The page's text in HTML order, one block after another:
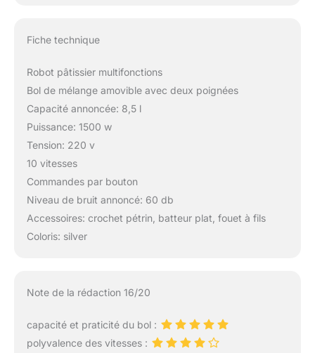
Fiche technique
Robot pâtissier multifonctions
Bol de mélange amovible avec deux poignées
Capacité annoncée: 8,5 l
Puissance: 1500 w
Tension: 220 v
10 vitesses
Commandes par bouton
Niveau de bruit annoncé: 60 db
Accessoires: crochet pétrin, batteur plat, fouet à fils
Coloris: silver
Note de la rédaction 16/20
capacité et praticité du bol :
polyvalence des vitesses :